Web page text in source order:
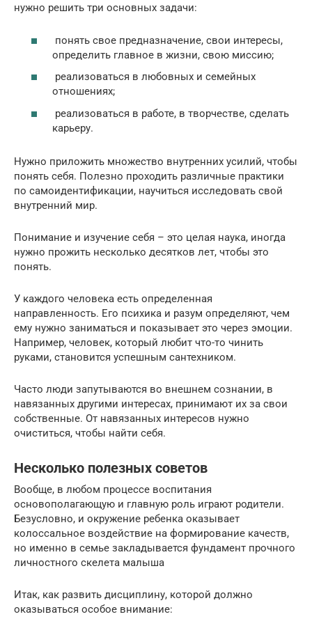
нужно решить три основных задачи:
понять свое предназначение, свои интересы,
определить главное в жизни, свою миссию;
реализоваться в любовных и семейных
отношениях;
реализоваться в работе, в творчестве, сделать
карьеру.
Нужно приложить множество внутренних усилий, чтобы
понять себя. Полезно проходить различные практики
по самоидентификации, научиться исследовать свой
внутренний мир.
Понимание и изучение себя – это целая наука, иногда
нужно прожить несколько десятков лет, чтобы это
понять.
У каждого человека есть определенная
направленность. Его психика и разум определяют, чем
ему нужно заниматься и показывает это через эмоции.
Например, человек, который любит что-то чинить
руками, становится успешным сантехником.
Часто люди запутываются во внешнем сознании, в
навязанных другими интересах, принимают их за свои
собственные. От навязанных интересов нужно
очиститься, чтобы найти себя.
Несколько полезных советов
Вообще, в любом процессе воспитания
основополагающую и главную роль играют родители.
Безусловно, и окружение ребенка оказывает
колоссальное воздействие на формирование качеств,
но именно в семье закладывается фундамент прочного
личностного скелета малыша
Итак, как развить дисциплину, которой должно
оказываться особое внимание: